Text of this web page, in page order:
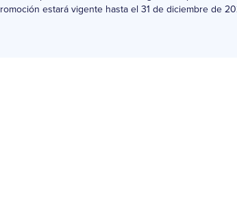
estará vigente hasta el 31 de diciembre de